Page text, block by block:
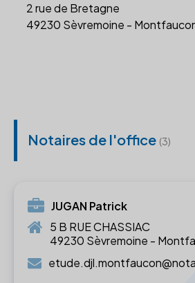
2 rue de Bretagne
49230 Sèvremoine -
Notaires de l'office (3)
JUGAN Patrick
5 B RUE CHASSIAC
49230 Sèvremoine -